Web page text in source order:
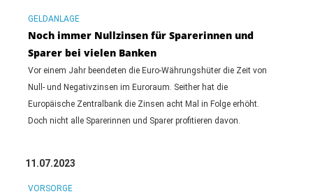
GELDANLAGE
Noch immer Nullzinsen für Sparerinnen und
Sparer bei vielen Banken
Vor einem Jahr beendeten die Euro-Währungshüter die Zeit von
Null- und Negativzinsen im Euroraum. Seither hat die
Europäische Zentralbank die Zinsen acht Mal in Folge erhöht.
Doch nicht alle Sparerinnen und Sparer profitieren davon.
11.07.2023
VORSORGE